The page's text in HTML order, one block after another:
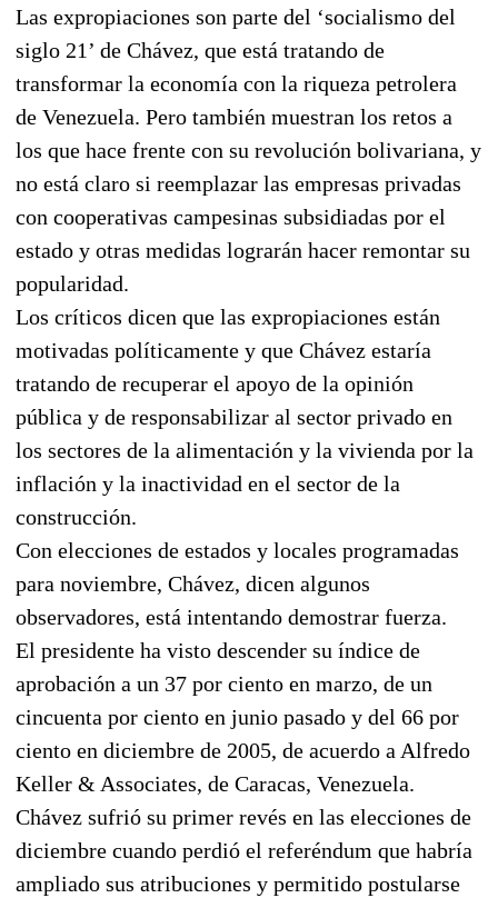
Las expropiaciones son parte del ‘socialismo del
siglo 21’ de Chávez, que está tratando de
transformar la economía con la riqueza petrolera
de Venezuela. Pero también muestran los retos a
los que hace frente con su revolución bolivariana, y
no está claro si reemplazar las empresas privadas
con cooperativas campesinas subsidiadas por el
estado y otras medidas lograrán hacer remontar su
popularidad.
Los críticos dicen que las expropiaciones están
motivadas políticamente y que Chávez estaría
tratando de recuperar el apoyo de la opinión
pública y de responsabilizar al sector privado en
los sectores de la alimentación y la vivienda por la
inflación y la inactividad en el sector de la
construcción.
Con elecciones de estados y locales programadas
para noviembre, Chávez, dicen algunos
observadores, está intentando demostrar fuerza.
El presidente ha visto descender su índice de
aprobación a un 37 por ciento en marzo, de un
cincuenta por ciento en junio pasado y del 66 por
ciento en diciembre de 2005, de acuerdo a Alfredo
Keller & Associates, de Caracas, Venezuela.
Chávez sufrió su primer revés en las elecciones de
diciembre cuando perdió el referéndum que habría
ampliado sus atribuciones y permitido postularse